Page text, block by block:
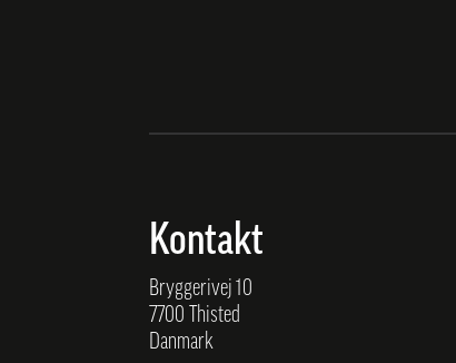
Kontakt
Bryggerivej 10
7700 Thisted
Danmark